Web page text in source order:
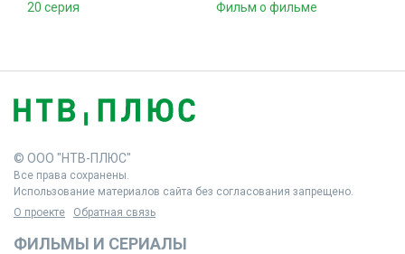
20 серия Фильм о фильме
© ООО "НТВ-ПЛЮС"
Все права сохранены.
Использование материалов сайта без согласования запрещено.
О проекте
Обратная связь
ФИЛЬМЫ И СЕРИАЛЫ